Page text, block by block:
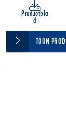
Productbla
d
TOON